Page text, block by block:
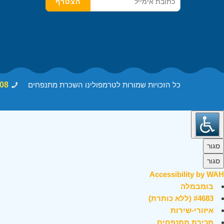
כל הזכויות שמורות לטרמפולינו השכרת מתנפחים
סגור
סגור
Accessibility by WAH
בומבמלה
#4683 (ללא כותרת)
איזורי-שירות
מכירת מתנפחים